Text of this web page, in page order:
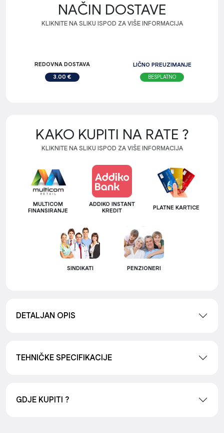
NAČIN DOSTAVE
KLIKNITE NA SLIKU ISPOD ZA VIŠE INFORMACIJA
REDOVNA DOSTAVA
3.00 €
LIČNO PREUZIMANJE
BESPLATNO
KAKO KUPITI NA RATE ?
KLIKNITE NA SLIKU ISPOD ZA VIŠE INFORMACIJA
MULTICOM
FINANSIRANJE
ADDIKO INSTANT
KREDIT
PLATNE KARTICE
SINDIKATI PENZIONERI
DETALJAN OPIS
TEHNIČKE SPECIFIKACIJE
GDJE KUPITI ?